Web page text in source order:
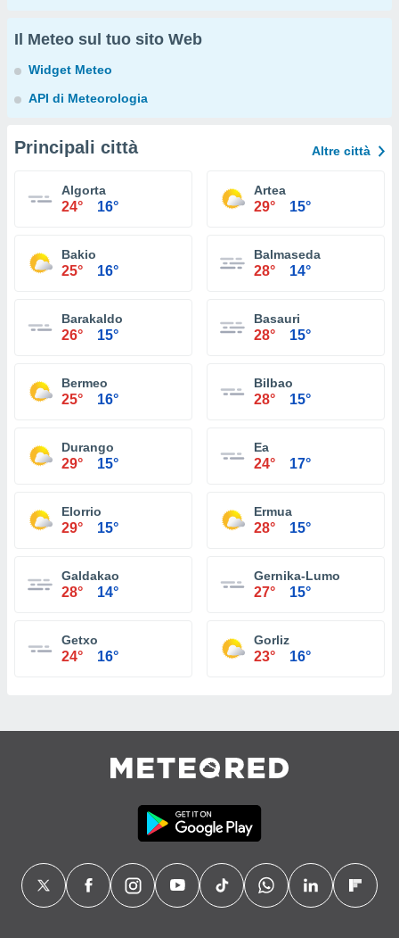
Il Meteo sul tuo sito Web
Widget Meteo
API di Meteorologia
Principali città Altre città
Algorta
24° 16°
Artea
29° 15°
Bakio
25° 16°
Balmaseda
28° 14°
Barakaldo
26° 15°
Basauri
28° 15°
Bermeo
25° 16°
Bilbao
28° 15°
Durango
29° 15°
Ea
24° 17°
Elorrio
29° 15°
Ermua
28° 15°
Galdakao
28° 14°
Gernika-Lumo
27° 15°
Getxo
24° 16°
Gorliz
23° 16°